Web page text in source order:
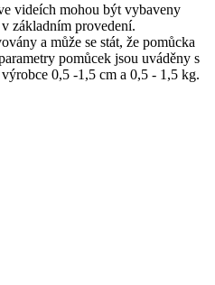
videích mohou být vybaveny
základním provedení.
a může se stát, že pomůcka
pomůcek jsou uváděny s
0,5 -1,5 cm a 0,5 - 1,5 kg.